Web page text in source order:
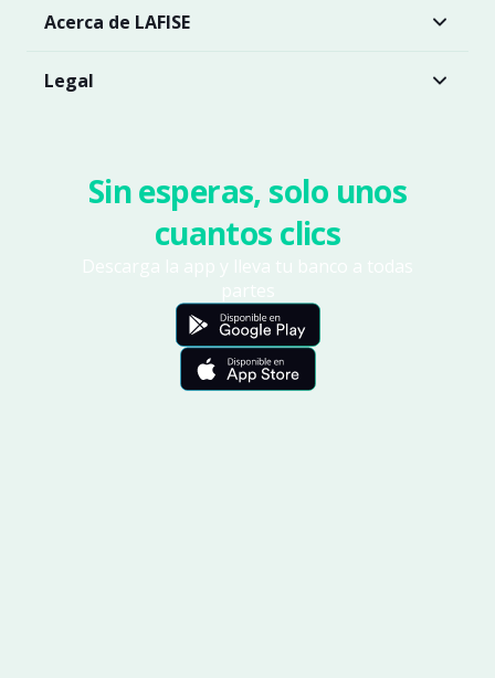
Acerca de LAFISE
Legal
Sin esperas, solo unos
cuantos clics